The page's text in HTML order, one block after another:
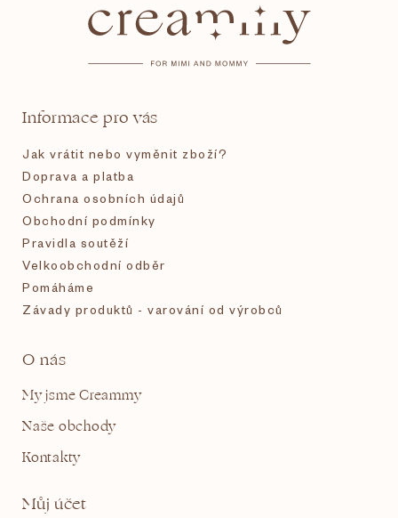
Informace pro vás
Jak vrátit nebo vyměnit zboží?
Doprava a platba
Ochrana osobních údajů
Obchodní podmínky
Pravidla soutěží
Velkoobchodní odběr
Pomáháme
Závady produktů - varování od výrobců
O nás
My jsme Creammy
Naše obchody
Kontakty
Můj účet